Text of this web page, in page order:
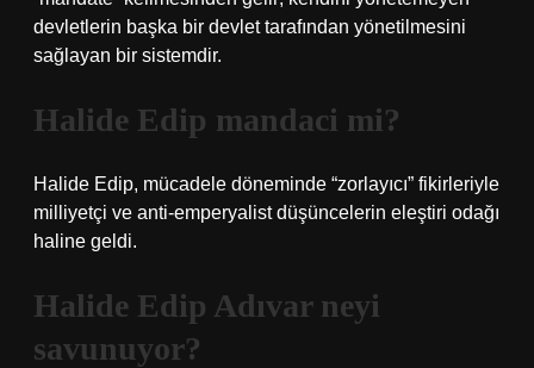
devletlerin başka bir devlet tarafından yönetilmesini
sağlayan bir sistemdir.
Halide Edip mandaci mi?
Halide Edip, mücadele döneminde “zorlayıcı” fikirleriyle
milliyetçi ve anti-emperyalist düşüncelerin eleştiri odağı
haline geldi.
Halide Edip Adıvar neyi
savunuyor?